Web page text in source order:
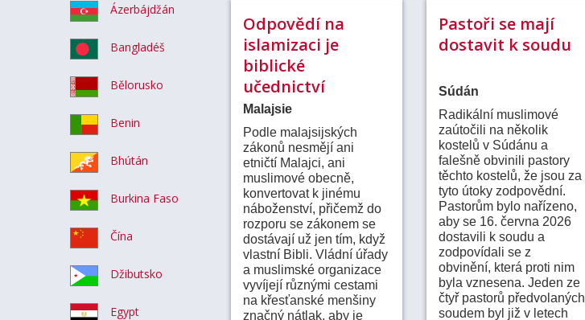
Ázerbájdžán
Bangladéš
Bělorusko
Benin
Bhútán
Burkina Faso
Čína
Džibutsko
Egypt
Odpovědí na
islamizaci je
biblické
učednictví
Malajsie
Podle malajsijských
zákonů nesmějí ani
etničtí Malajci, ani
muslimové obecně,
konvertovat k jinému
náboženství, přičemž do
rozporu se zákonem se
dostávají už jen tím, když
vlastní Bibli. Vládní úřady
a muslimské organizace
vyvíjejí různými cestami
na křesťanské menšiny
značný nátlak, aby je
Pastoři se mají
dostavit k soudu
Súdán
Radikální muslimové
zaútočili na několik
kostelů v Súdánu a
falešně obvinili pastory
těchto kostelů, že jsou za
tyto útoky zodpovědní.
Pastorům bylo nařízeno,
aby se 16. června 2026
dostavili k soudu a
zodpovídali se z
obvinění, která proti nim
byla vznesena. Jeden ze
čtyř pastorů předvolaných
soudem byl již v letech